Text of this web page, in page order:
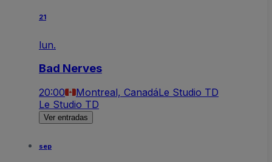
21
lun.
Bad Nerves
20:00 Montreal, CanadáLe Studio TD
Le Studio TD
Ver entradas
sep